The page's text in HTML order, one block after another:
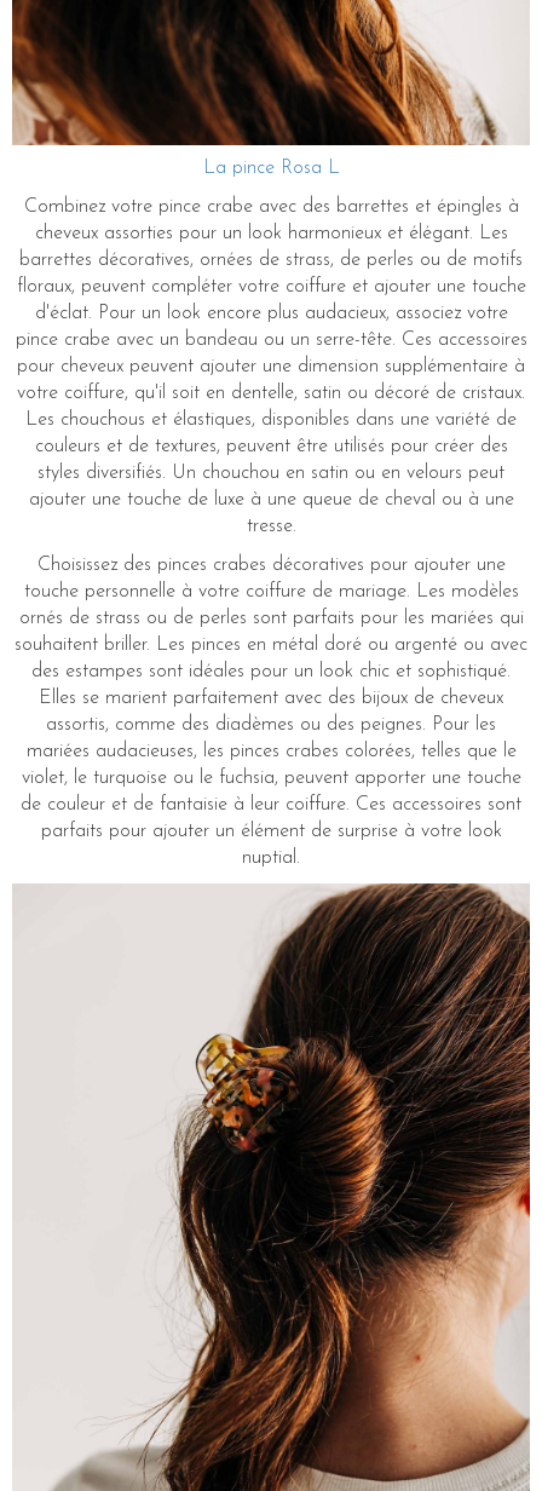
La pince Rosa L
Combinez votre pince crabe avec des barrettes et épingles à
cheveux assorties pour un look harmonieux et élégant. Les
barrettes décoratives, ornées de strass, de perles ou de motifs
floraux, peuvent compléter votre coiffure et ajouter une touche
d'éclat. Pour un look encore plus audacieux, associez votre
pince crabe avec un bandeau ou un serre-tête. Ces accessoires
pour cheveux peuvent ajouter une dimension supplémentaire à
votre coiffure, qu'il soit en dentelle, satin ou décoré de cristaux.
Les chouchous et élastiques, disponibles dans une variété de
couleurs et de textures, peuvent être utilisés pour créer des
styles diversifiés. Un chouchou en satin ou en velours peut
ajouter une touche de luxe à une queue de cheval ou à une
tresse.
Choisissez des pinces crabes décoratives pour ajouter une
touche personnelle à votre coiffure de mariage. Les modèles
ornés de strass ou de perles sont parfaits pour les mariées qui
souhaitent briller. Les pinces en métal doré ou argenté ou avec
des estampes sont idéales pour un look chic et sophistiqué.
Elles se marient parfaitement avec des bijoux de cheveux
assortis, comme des diadèmes ou des peignes. Pour les
mariées audacieuses, les pinces crabes colorées, telles que le
violet, le turquoise ou le fuchsia, peuvent apporter une touche
de couleur et de fantaisie à leur coiffure. Ces accessoires sont
parfaits pour ajouter un élément de surprise à votre look
nuptial.